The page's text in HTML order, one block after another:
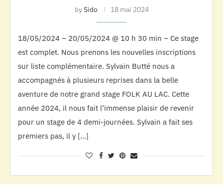
bySido 18 mai 2024
18/05/2024 – 20/05/2024 @ 10 h 30 min – Ce stage
est complet. Nous prenons les nouvelles inscriptions
sur liste complémentaire. Sylvain Butté nous a
accompagnés à plusieurs reprises dans la belle
aventure de notre grand stage FOLK AU LAC. Cette
année 2024, il nous fait l’immense plaisir de revenir
pour un stage de 4 demi-journées. Sylvain a fait ses
premiers pas, il y […]